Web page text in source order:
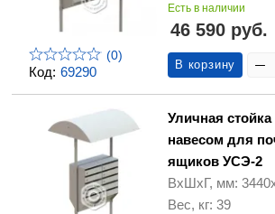
Код: 69290
(0)
Есть в наличии
46 590 руб.
В корзину
Уличная стойка
навесом для
ящиков УСЭ-2
ВхШхГ, мм:
Вес, кг: 39